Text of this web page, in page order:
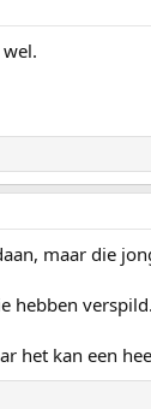
maar die
hebben verspild.
het kan een